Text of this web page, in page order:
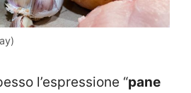
l’espressione “pane